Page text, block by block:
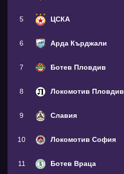
5 ЦСКА
6 Арда Кърджали
7 Ботев Пловдив
8 Локомотив Пловдив
9 Славия
10 Локомотив София
11 Ботев Враца